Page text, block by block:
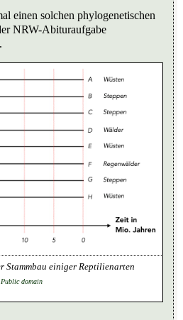
einen solchen phylogenetischen
NRW-Abituraufgabe
Stammbau einiger Reptilienarten
domain